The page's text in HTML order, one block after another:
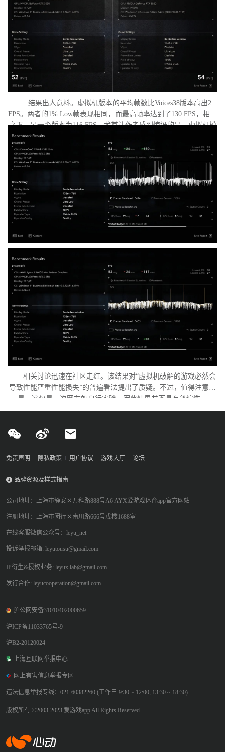
闭，并且两轮测试之间电脑甚至没有重启。
结果出人意料。虚拟机版本的平均帧数比Voices38版本高出2
FPS。两者的1% Low帧表现相同，而最高帧率达到了130 FPS，相比
之下，另一个版本为116 FPS。尤其让作者感到惊讶的是，虚拟机模
式下的优化竟如此之好。从理论上讲，额外的虚拟化层应该会给处
理器带来负担并降低性能，但实际上并没有发生这种情况。
相关讨论迅速在社区走红。该结果对“虚拟机破解的游戏必然会
导致性能严重性能损失”的普遍看法提出了质疑。不过，值得注意的
是，这仅是一次网友的自行实验，因此结果并不具有普遍性。
免责声明 隐私政策 用户协议 游戏大厅 论坛
品牌资源及样式指南
公司地址：上海市静安区万科路888号A6 AYX爱游戏体育app官方网站
注册地址：上海市闵行区南川路666号戊楼1688室
在线客服微信公众号：leyu_net
投诉举报邮箱: leyutousu@gmail.com
IP衍生&授权业务: leyux.lab@gmail.com
发行合作: leyucooperation@gmail.com
沪公网安备31010402000659
沪ICP备11033765号-9
沪B2-20120024
上海互联网举报中心
网上有害信息举报专区
违法信息举报专线：021-60382260 (工作日 9:30 ~ 12:00, 13:30 ~ 18:30)
版权所有 ©2003-2023 爱游戏app All Rights Reserved
爱游戏app体育